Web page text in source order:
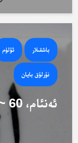
باشقىلار ئۆلۈم
نۇرلۇق بايان
ئەنئام، 60 ~ 62 – ئايەتلەرنىڭ...